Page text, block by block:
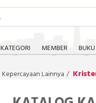
KATEGORI MEMBER BUKU
Kepercayaan Lainnya